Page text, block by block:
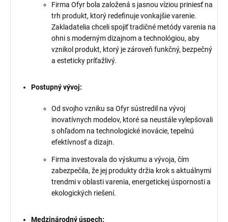
Firma Ofyr bola založená s jasnou víziou priniesť na
trh produkt, ktorý redefinuje vonkajšie varenie.
Zakladatelia chceli spojiť tradičné metódy varenia na
ohni s moderným dizajnom a technológiou, aby
vznikol produkt, ktorý je zároveň funkčný, bezpečný
a esteticky príťažlivý.
Postupný vývoj:
Od svojho vzniku sa Ofyr sústredil na vývoj
inovatívnych modelov, ktoré sa neustále vylepšovali
s ohľadom na technologické inovácie, tepelnú
efektívnosť a dizajn.
Firma investovala do výskumu a vývoja, čím
zabezpečila, že jej produkty držia krok s aktuálnymi
trendmi v oblasti varenia, energetickej úspornosti a
ekologických riešení.
Medzinárodný úspech: